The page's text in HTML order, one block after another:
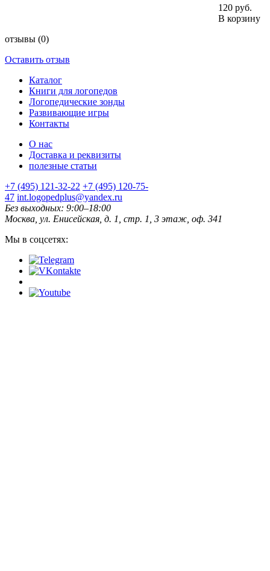
120 руб.
В корзину
отзывы (0)
Оставить отзыв
Каталог
Книги для логопедов
Логопедические зонды
Развивающие игры
Контакты
О нас
Доставка и реквизиты
полезные статьи
+7 (495) 121-32-22 +7 (495) 120-75-
47 int.logopedplus@yandex.ru
Без выходных: 9:00–18:00
Москва, ул. Енисейская, д. 1, стр. 1, 3 этаж, оф. 341
Мы в соцсетях: